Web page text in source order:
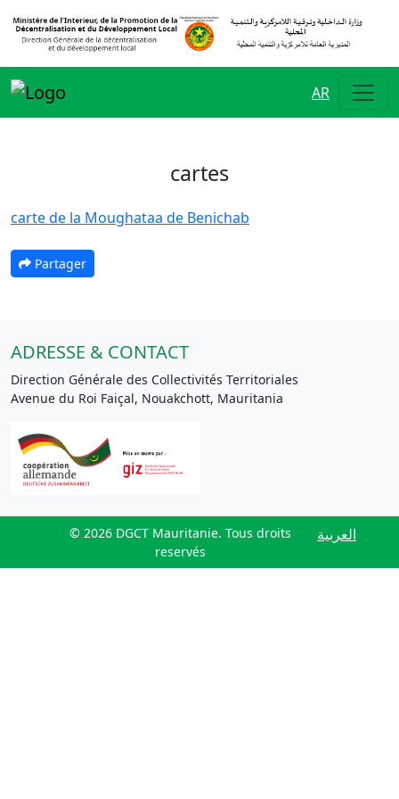
AR
cartes
carte de la Moughataa de Benichab
Partager
ADRESSE & CONTACT
Direction Générale des Collectivités Territoriales
Avenue du Roi Faiçal, Nouakchott, Mauritania
© 2026 DGCT Mauritanie. Tous droits
reservés
العربية